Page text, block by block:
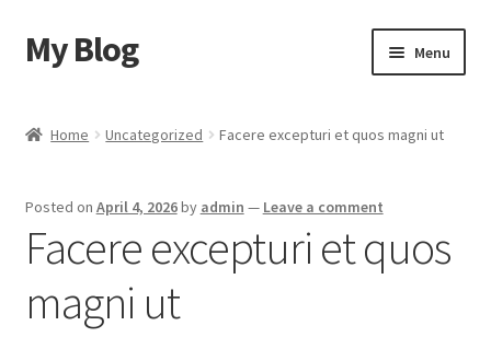
Skip
to
Skip
to
My Blog Menu
Checkout
Sample Page
Home Uncategorized Facere excepturi et quos magni ut
Posted on April 4, 2026by admin — Leave a comment
Facere excepturi et quos
magni ut